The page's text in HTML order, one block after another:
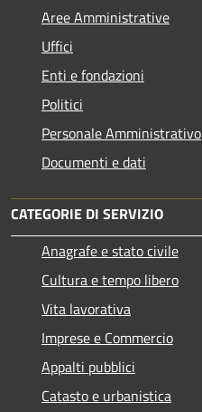
Aree Amministrative
Uffici
Enti e fondazioni
Politici
Personale Amministrativo
Documenti e dati
CATEGORIE DI SERVIZIO
Anagrafe e stato civile
Cultura e tempo libero
Vita lavorativa
Imprese e Commercio
Appalti pubblici
Catasto e urbanistica